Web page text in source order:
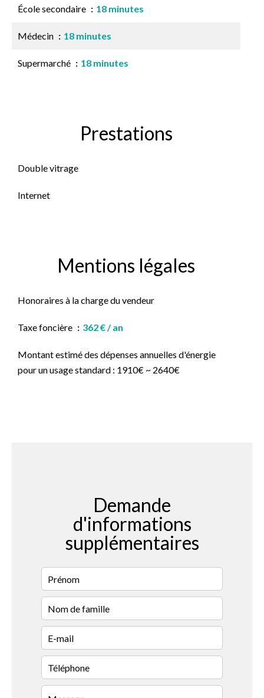
École secondaire 18 minutes
Médecin 18 minutes
Supermarché 18 minutes
Prestations
Double vitrage
Internet
Mentions légales
Honoraires à la charge du vendeur
Taxe foncière 362 € / an
Montant estimé des dépenses annuelles d'énergie
pour un usage standard : 1910€ ~ 2640€
Demande
d'informations
supplémentaires